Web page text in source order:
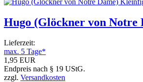
Hugo (Glöckner von
Lieferzeit:
max. 5 Tage*
1,95 EUR
Endpreis nach § 19 UStG.
zzgl. Versandkosten